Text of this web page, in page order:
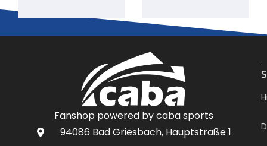
Fanshop powered by caba sports
94086 Bad Griesbach, Hauptstraße 1